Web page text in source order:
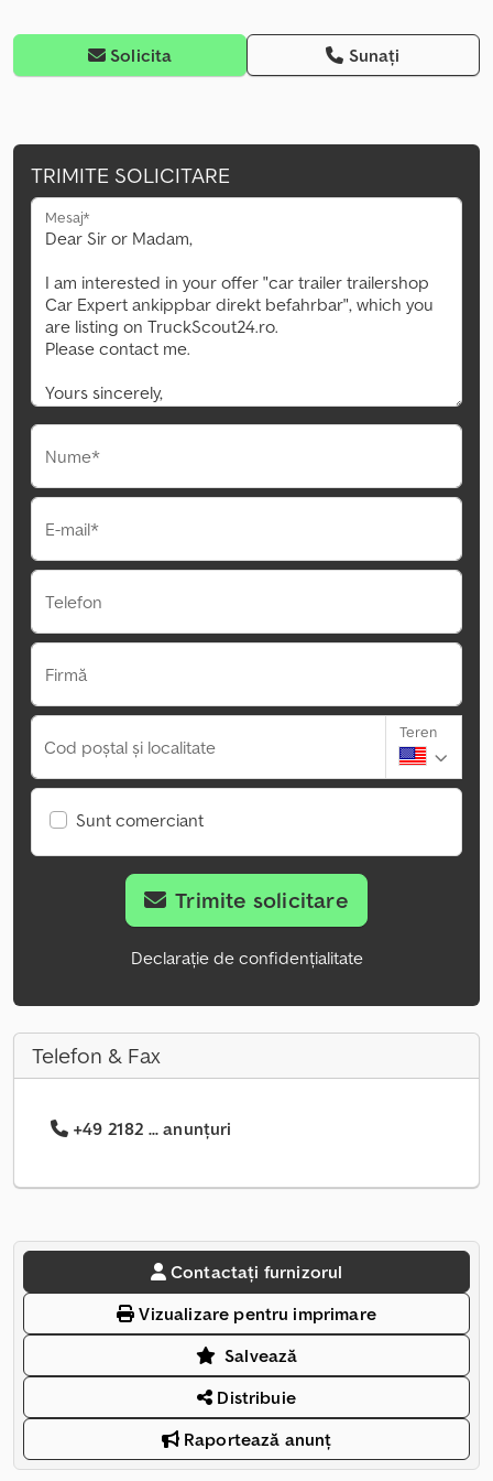
Solicita Sunați
TRIMITE SOLICITARE
Mesaj*
Nume*
E-mail*
Telefon
Firmă
Cod poștal și localitate
Teren
Sunt comerciant
Trimite solicitare
Declarație de confidențialitate
Telefon & Fax
+49 2182 ... anunțuri
Contactați furnizorul
Vizualizare pentru imprimare
Salvează
Distribuie
Raportează anunț